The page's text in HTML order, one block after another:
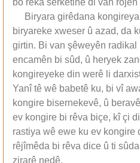
Biryara girêdana kongireya
biryareke xweser û azad, da
girtin. Bi van şêweyên radikal
encamên bi sûd, û heryek
kongireyeke din werê li
Yanî tê wê babetê ku, bi vî
kongire bisernekevê, û
ev kongire bi rêva biçe, kî çi
rastiya wê ewe ku ev kongire
rêjîmêda bi rêva dice û ti
zirarê nedê.